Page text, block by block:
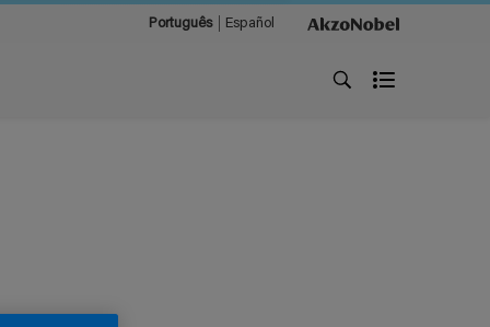
Português Español